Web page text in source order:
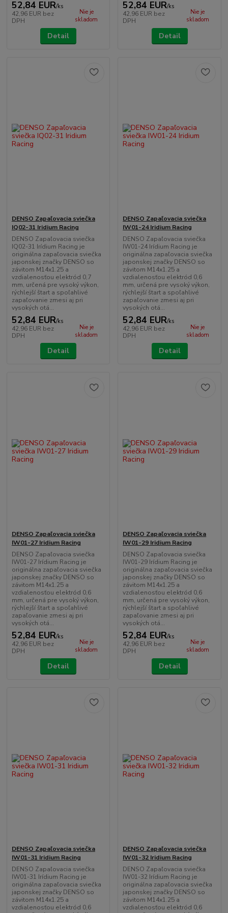
52,84 EUR/ks
42,96 EUR bez
DPH
Nie je
skladom
Detail
52,84 EUR/ks
42,96 EUR bez
DPH
Nie je
skladom
Detail
DENSO Zapaľovacia sviečka
IQ02-31 Iridium Racing
DENSO Zapaľovacia sviečka
IQ02-31 Irídium Racing je
originálna zapaľovacia sviečka
japonskej značky DENSO so
závitom M14x1.25 a
vzdialenosťou elektród 0,7
mm, určená pre vysoký výkon,
rýchlejší štart a spoľahlivé
zapaľovanie zmesi aj pri
vysokých otá...
52,84 EUR/ks
42,96 EUR bez
DPH
Nie je
skladom
Detail
DENSO Zapaľovacia sviečka
IW01-24 Iridium Racing
DENSO Zapaľovacia sviečka
IW01-24 Irídium Racing je
originálna zapaľovacia sviečka
japonskej značky DENSO so
závitom M14x1.25 a
vzdialenosťou elektród 0,6
mm, určená pre vysoký výkon,
rýchlejší štart a spoľahlivé
zapaľovanie zmesi aj pri
vysokých otá...
52,84 EUR/ks
42,96 EUR bez
DPH
Nie je
skladom
Detail
DENSO Zapaľovacia sviečka
IW01-27 Iridium Racing
DENSO Zapaľovacia sviečka
IW01-27 Irídium Racing je
originálna zapaľovacia sviečka
japonskej značky DENSO so
závitom M14x1.25 a
vzdialenosťou elektród 0,6
mm, určená pre vysoký výkon,
rýchlejší štart a spoľahlivé
zapaľovanie zmesi aj pri
vysokých otá...
52,84 EUR/ks
42,96 EUR bez
DPH
Nie je
skladom
Detail
DENSO Zapaľovacia sviečka
IW01-29 Iridium Racing
DENSO Zapaľovacia sviečka
IW01-29 Irídium Racing je
originálna zapaľovacia sviečka
japonskej značky DENSO so
závitom M14x1.25 a
vzdialenosťou elektród 0,6
mm, určená pre vysoký výkon,
rýchlejší štart a spoľahlivé
zapaľovanie zmesi aj pri
vysokých otá...
52,84 EUR/ks
42,96 EUR bez
DPH
Nie je
skladom
Detail
DENSO Zapaľovacia sviečka
IW01-31 Iridium Racing
DENSO Zapaľovacia sviečka
IW01-31 Irídium Racing je
originálna zapaľovacia sviečka
japonskej značky DENSO so
závitom M14x1.25 a
vzdialenosťou elektród 0,6
DENSO Zapaľovacia sviečka
IW01-32 Iridium Racing
DENSO Zapaľovacia sviečka
IW01-32 Irídium Racing je
originálna zapaľovacia sviečka
japonskej značky DENSO so
závitom M14x1.25 a
vzdialenosťou elektród 0,6